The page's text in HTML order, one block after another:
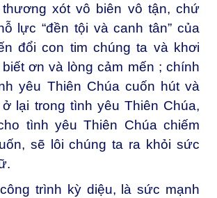
xót vô biên vô tận, chứ
lực “đền tội và canh tân” của
đổi con tim chúng ta và khơi
ơn và lòng cảm mến ; chính
yêu Thiên Chúa cuốn hút và
lại trong tình yêu Thiên Chúa,
tình yêu Thiên Chúa chiếm
sẽ lôi chúng ta ra khỏi sức
trình kỳ diệu, là sức mạnh